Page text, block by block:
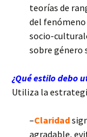
teorías de
del
socio-
sobre género
¿Qué estilo debo
Utiliza la
–Claridad
agradable,